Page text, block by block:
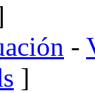
-
]